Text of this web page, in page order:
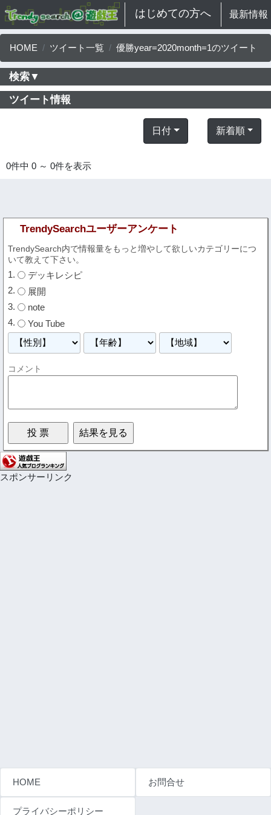
はじめての方へ 最新情報
HOME ツイート一覧 優勝year=2020month=1のツイート
TrendySearchユーザーアンケート
TrendySearch内で情報量をもっと増やして欲しいカテゴリーにつ
いて教えて下さい。
デッキレシピ
展開
note
You Tube
コメント
スポンサーリンク
検索▼
ツイート情報
日付 新着順
0件中 0 ～ 0件を表示
HOME お問合せ
プライバシーポリシー